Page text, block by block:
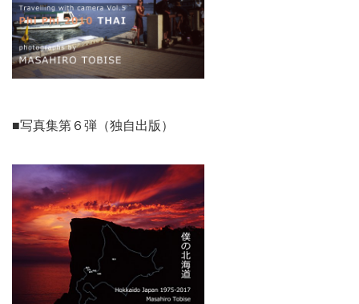
■写真集第６弾（独自出版）